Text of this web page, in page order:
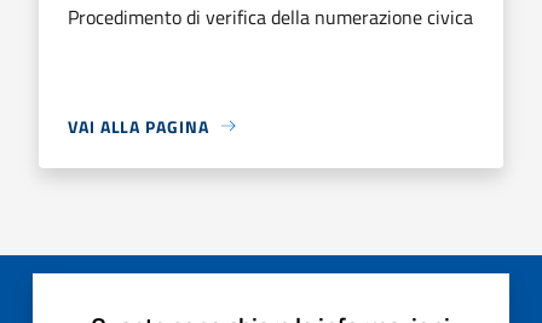
Procedimento di verifica della numerazione civica
VAI ALLA PAGINA